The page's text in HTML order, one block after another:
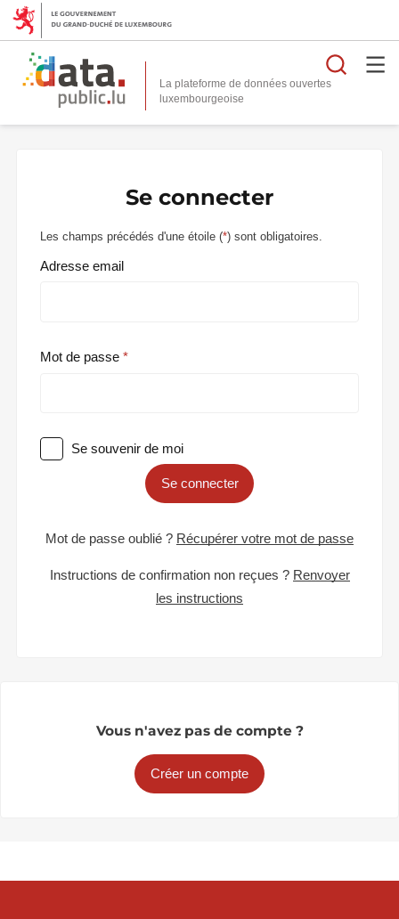
La plateforme de données ouvertes
Se connecter
Les champs précédés d'une étoile (*) sont obligatoires.
Adresse email
Mot de passe
Se souvenir de moi
Se connecter
Mot de passe oublié ? Récupérer votre mot de passe
Instructions de confirmation non reçues ? Renvoyer
les instructions
Vous n'avez pas de compte ?
Créer un compte